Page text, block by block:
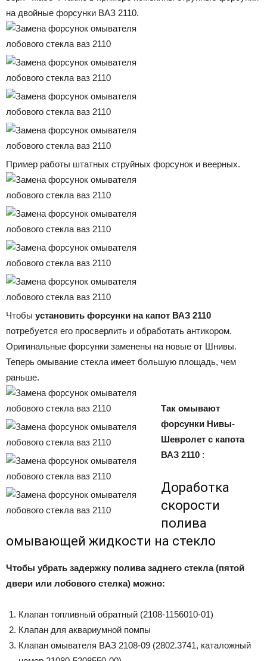
на двойные форсунки ВАЗ 2110.
Пример работы штатных струйных форсунок и веерных.
Чтобы установить форсунки на капот ВАЗ 2110
потребуется его просверлить и обработать антикором.
Оригинальные форсунки заменены на новые от Шнивы.
Теперь омывание стекла имеет большую площадь, чем
раньше.
Так омывают
форсунки Нивы-
Шевролет с капота
ВАЗ 2110 :
Доработка
скорости
полива
омывающей жидкости на стекло
Чтобы убрать задержку полива заднего стекла (пятой
двери или лобового стелка) можно:
Клапан топливный обратный (2108-1156010-01)
Клапан для аквариумной помпы
Клапан омывателя ВАЗ 2108-09 (2802.3741, каталожный